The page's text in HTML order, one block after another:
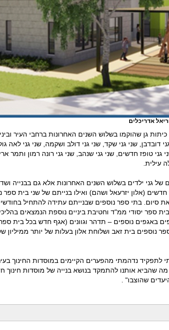
אדריכלים
15 הגנים הללו יתווספו בסך הכל ל-30 כיתות גן שהוקמו בשלוש השנים האחרונות ברחבי
דובדבן, שני גני שקד, שני גני דולב ושקמה, שני גני לאה
גני טופז חדשים, שני גני שנהב, שני גני רונה רמון ותמר
עילית.
גני ילדים בשלוש השנים האחרונות אלא גם בבנייה
(אלון יזרעאל ושהם) ואילו בנייתם של שני בית ספר
סיום. בתי ספר נוספים שבנייתם עתידה להתחיל
ספר יסודי ממ"ד וחטיבת ביניים נוספת הנמצאים בהליכי
באגפים נוספים – תדהר וגוונים (אגף חדש בכל בית
נוספים בית זאב ושלוחת אלון בעלות של יותר ממיליון
לתפקיד נדהמתי מהפערים הקיימים במוסדות החינוך
מה שהביא אותנו להתמקד בנושא בנייה של מוסדות חינוך
שהוצבו" .